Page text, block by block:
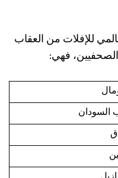
للإفلات من العقاب
الصحفيين، فهي: